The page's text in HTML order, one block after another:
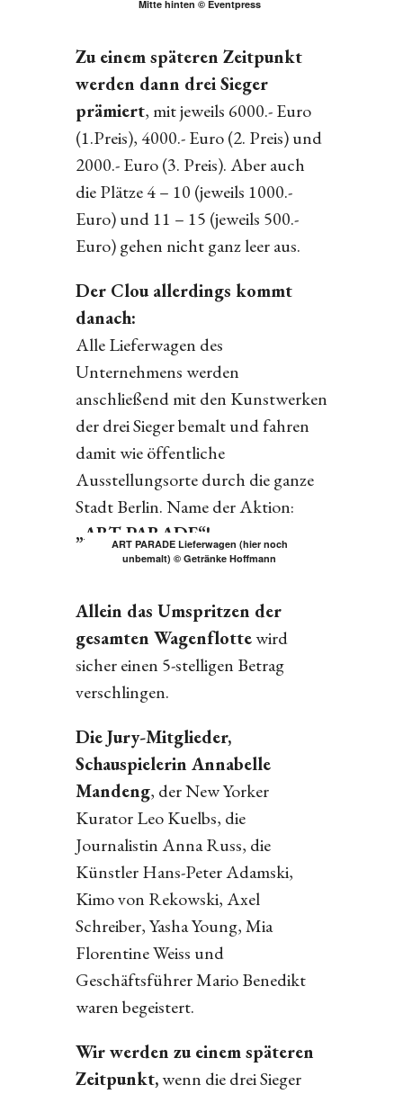
Mitte hinten © Eventpress
Zu einem späteren Zeitpunkt
werden dann drei Sieger
prämiert, mit jeweils 6000.- Euro
(1.Preis), 4000.- Euro (2. Preis) und
2000.- Euro (3. Preis). Aber auch
die Plätze 4 – 10 (jeweils 1000.-
Euro) und 11 – 15 (jeweils 500.-
Euro) gehen nicht ganz leer aus.
Der Clou allerdings kommt
danach:
Alle Lieferwagen des
Unternehmens werden
anschließend mit den Kunstwerken
der drei Sieger bemalt und fahren
damit wie öffentliche
Ausstellungsorte durch die ganze
Stadt Berlin. Name der Aktion:
„ART PARADE“!
ART PARADE Lieferwagen (hier noch
unbemalt) © Getränke Hoffmann
Allein das Umspritzen der
gesamten Wagenflottewird
sicher einen 5-stelligen Betrag
verschlingen.
Die Jury-Mitglieder,
Schauspielerin Annabelle
Mandeng, der New Yorker
Kurator Leo Kuelbs, die
Journalistin Anna Russ, die
Künstler Hans-Peter Adamski,
Kimo von Rekowski, Axel
Schreiber, Yasha Young, Mia
Florentine Weiss und
Geschäftsführer Mario Benedikt
waren begeistert.
Wir werden zu einem späteren
Zeitpunkt,wenn die drei Sieger